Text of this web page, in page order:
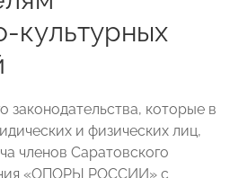
культурных
законодательства, которые в
и физических лиц,
членов Саратовского
«ОПОРЫ РОССИИ» с